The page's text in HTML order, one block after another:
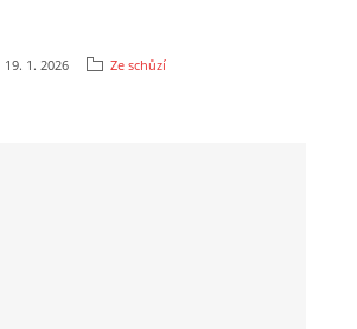
19. 1. 2026 Ze schůzí